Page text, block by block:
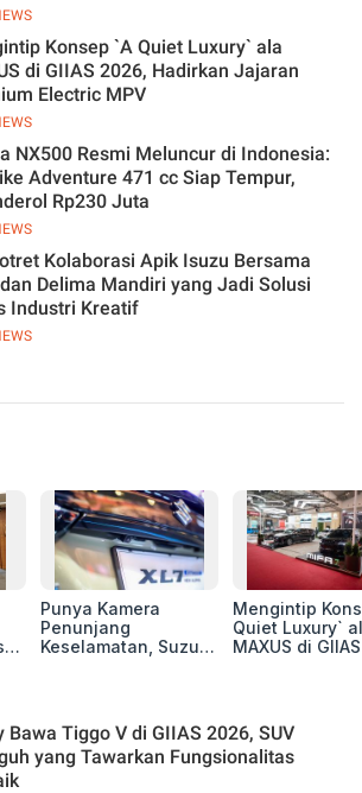
Konsep `A Quiet Luxury` ala
di GIIAS 2026, Hadirkan Jajaran
Electric MPV
NX500 Resmi Meluncur di Indonesia:
Adventure 471 cc Siap Tempur,
Rp230 Juta
Kolaborasi Apik Isuzu Bersama
Delima Mandiri yang Jadi Solusi
Industri Kreatif
Punya Kamera
Penunjang
Keselamatan, Suzuki
Mengintip
Quiet Luxury`
MAXUS di GIIAS
Bawa Tiggo V di GIIAS 2026, SUV
yang Tawarkan Fungsionalitas